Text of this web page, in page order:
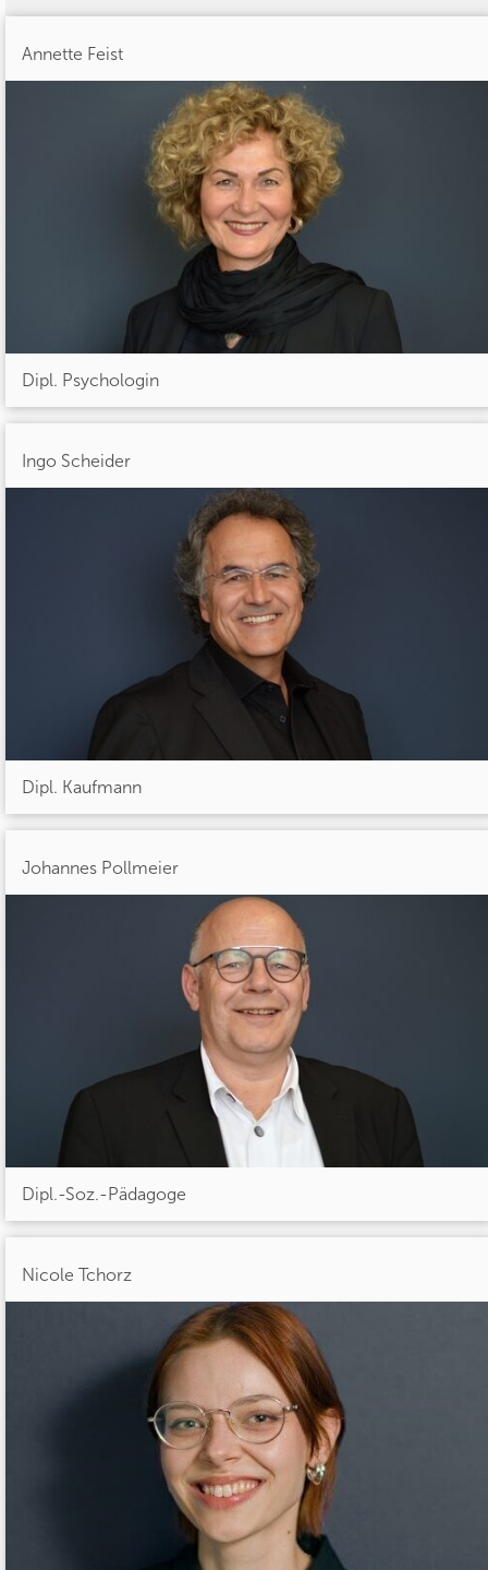
Annette Feist
Dipl. Psychologin
Ingo Scheider
Dipl. Kaufmann
Johannes Pollmeier
Dipl.-Soz.-Pädagoge
Nicole Tchorz